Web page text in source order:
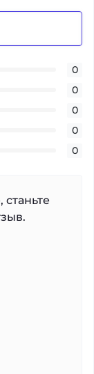
0
0
0
0
0